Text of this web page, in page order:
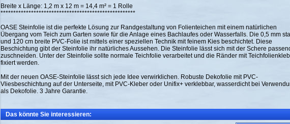
Breite x Länge: 1,2 m x 12 m = 14,4 m² = 1 Rolle
*****************************************************
OASE Steinfolie ist die perfekte Lösung zur Randgestaltung von Folienteichen mit einem natürlichen
Übergang vom Teich zum Garten sowie für die Anlage eines Bachlaufes oder Wasserfalls. Die 0,5 mm
und 120 cm breite PVC-Folie ist mittels einer speziellen Technik mit feinem Kies beschichtet. Diese
Beschichtung gibt der Steinfolie ihr natürliches Aussehen. Die Steinfolie lässt sich mit der Schere
zuschneiden. Unter der Steinfolie sollte normale Teichfolie verarbeitet und die Ränder mit
fixiert werden.
Mit der neuen OASE-Steinfolie lässt sich jede Idee verwirklichen. Robuste Dekofolie mit PVC-
Vliesbeschichtung auf der Unterseite, mit PVC-Kleber oder Unifix+ verklebbar, wasserdicht bei
als Dekofolie. 3 Jahre Garantie.
Das könnte Sie interessieren: